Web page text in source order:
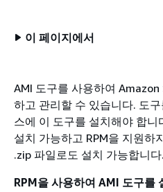
이 페이지에서
AMI 도구를 사용하여 Amazon
하고 관리할 수 있습니다. 도
스에 이 도구를 설치해야 합니
설치 가능하고 RPM을 지원하
.zip 파일로도 설치 가능합니다.
RPM을 사용하여 AMI 도구를